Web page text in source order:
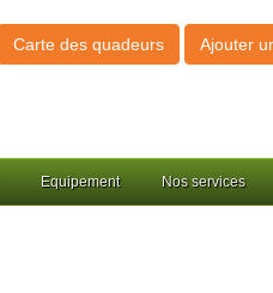
Carte des quadeurs Ajouter
Equipement Nos services